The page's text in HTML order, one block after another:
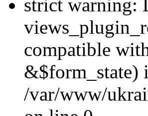
strict warning:
compatible
&$form_state)
/var/www/